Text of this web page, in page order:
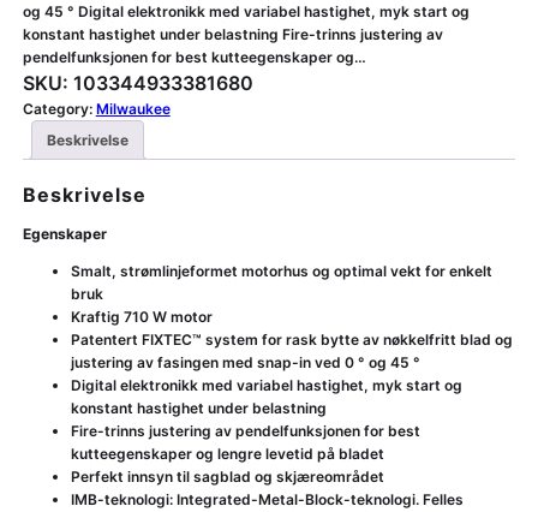
og 45 ° Digital elektronikk med variabel hastighet, myk start og
konstant hastighet under belastning Fire-trinns justering av
pendelfunksjonen for best kutteegenskaper og…
SKU: 103344933381680
Category: Milwaukee
Beskrivelse
Beskrivelse
Egenskaper
Smalt, strømlinjeformet motorhus og optimal vekt for enkelt
bruk
Kraftig 710 W motor
Patentert FIXTEC™ system for rask bytte av nøkkelfritt blad og
justering av fasingen med snap-in ved 0 ° og 45 °
Digital elektronikk med variabel hastighet, myk start og
konstant hastighet under belastning
Fire-trinns justering av pendelfunksjonen for best
kutteegenskaper og lengre levetid på bladet
Perfekt innsyn til sagblad og skjæreområdet
IMB-teknologi: Integrated-Metal-Block-teknologi. Felles